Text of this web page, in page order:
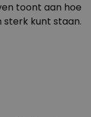
toont aan hoe
sterk kunt staan.